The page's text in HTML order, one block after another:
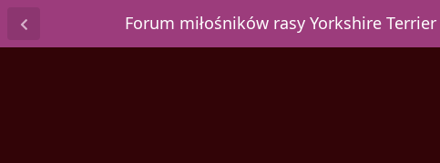
Forum miłośników rasy Yorkshire Terrier